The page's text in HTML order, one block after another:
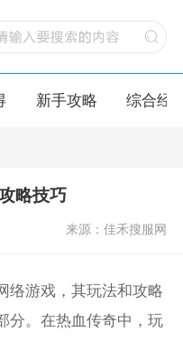
新手攻略 综合经
略技巧
来源：佳禾搜服网
络游戏，其玩法和攻略
分。在热血传奇中，玩